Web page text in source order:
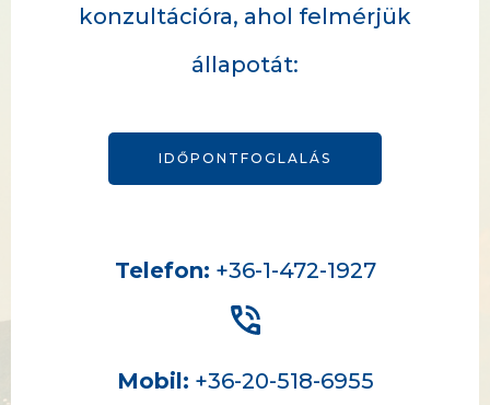
konzultációra, ahol felmérjük
állapotát:
IDŐPONTFOGLALÁS
Telefon: +36-1-472-1927
Mobil: +36-20-518-6955